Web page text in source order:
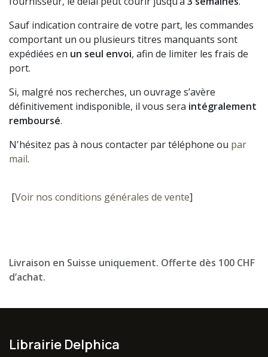
Sauf indication contraire de votre part, les commandes
comportant un ou plusieurs titres manquants sont
expédiées en un seul envoi, afin de limiter les frais de
port.
Si, malgré nos recherches, un ouvrage s’avère
définitivement indisponible, il vous sera intégralement
remboursé.
N'hésitez pas à nous contacter par téléphone ou par
mail.
[Voir nos conditions générales de vente]
Livraison en Suisse uniquement. Offerte dès 100 CHF
d’achat.
Librairie Delphica